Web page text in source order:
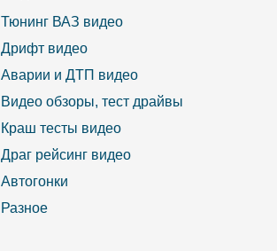
Тюнинг ВАЗ видео
Дрифт видео
Аварии и ДТП видео
Видео обзоры, тест драйвы
Краш тесты видео
Драг рейсинг видео
Автогонки
Разное